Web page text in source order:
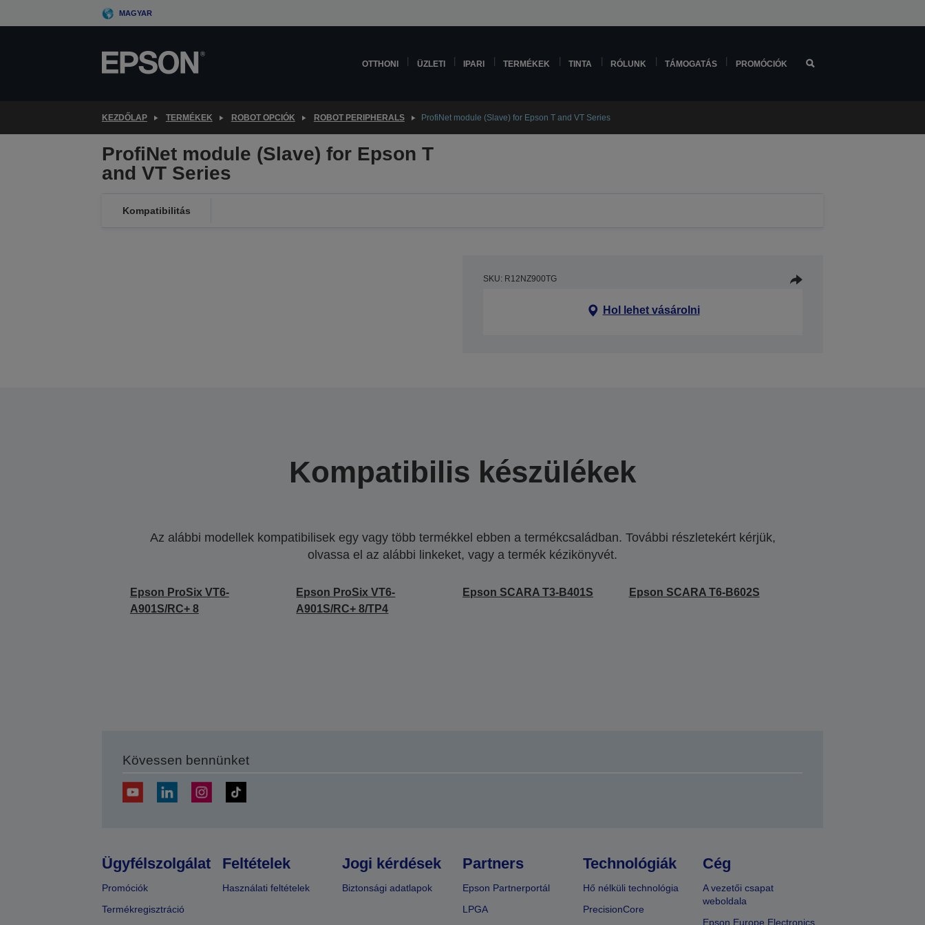
to
MAGYAR
OTTHONI ÜZLETI IPARI TERMÉKEK TINTA RÓLUNK TÁMOGATÁS PROMÓCIÓK
KEZDŐLAP TERMÉKEK ROBOT OPCIÓK ROBOT PERIPHERALS ProfiNet module (Slave) for Epson T and VT Series
ProfiNet module (Slave) for Epson T
and VT Series
Kompatibilitás
SKU: R12NZ900TG
Hol lehet vásárolni
Kompatibilis készülékek
Az alábbi modellek kompatibilisek egy vagy több termékkel ebben a termékcsaládban. További részletekért kérjük,
olvassa el az alábbi linkeket, vagy a termék kézikönyvét.
Epson ProSix VT6-
A901S/RC+ 8
Epson ProSix VT6-
A901S/RC+ 8/TP4
Epson SCARA T3-B401S Epson SCARA T6-B602S
Kövessen bennünket
Ügyfélszolgálat
Promóciók
Termékregisztráció
Feltételek
Használati feltételek
Jogi kérdések
Biztonsági adatlapok
Partners
Epson Partnerportál
LPGA
Technológiák
Hő nélküli technológia
PrecisionCore
Cég
A vezetői csapat
weboldala
Epson Europe Electronics